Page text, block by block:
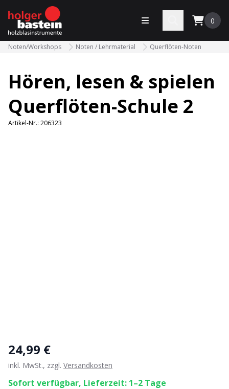
bastein
Menü öffnen 0
Noten/Workshops Noten / Lehrmaterial Querflöten-Noten
Hören, lesen & spielen
Querflöten-Schule 2
Artikel-Nr.: 206323
24,99 €
inkl. MwSt., zzgl. Versandkosten
Sofort verfügbar, Lieferzeit: 1–2 Tage